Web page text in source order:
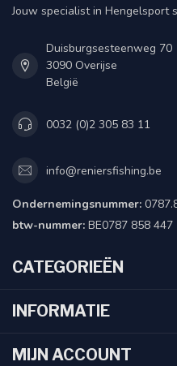
Jouw specialist in Hengelsport
Duisburgsesteenweg 70
3090 Overijse
België
0032 (0)2 305 83 11
info@reniersfishing.be
Ondernemingsnummer:
btw-nummer: BE0787 858 447
CATEGORIEËN
INFORMATIE
MIJN ACCOUNT